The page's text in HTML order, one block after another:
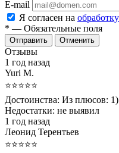
E-mail
Я согласен на
* — Обязательные поля
Отменить
Отзывы
1 год назад
Yuri M.
⭐⭐⭐⭐⭐
Достоинства: Из плюсов: 1)
Недостатки: не выявил
1 год назад
Леонид Терентьев
⭐⭐⭐⭐⭐